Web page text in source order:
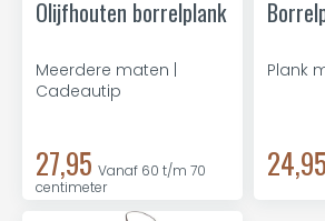
Olijfhouten borrelplank
Meerdere maten |
Cadeautip
27,95 Vanaf 60 t/m 70
centimeter
Plank
24,95